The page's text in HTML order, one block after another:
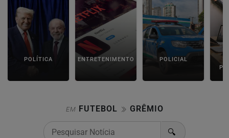
POLÍTICA ENTRETENIMENTO POLICIAL
EM FUTEBOL GRÊMIO
🔍